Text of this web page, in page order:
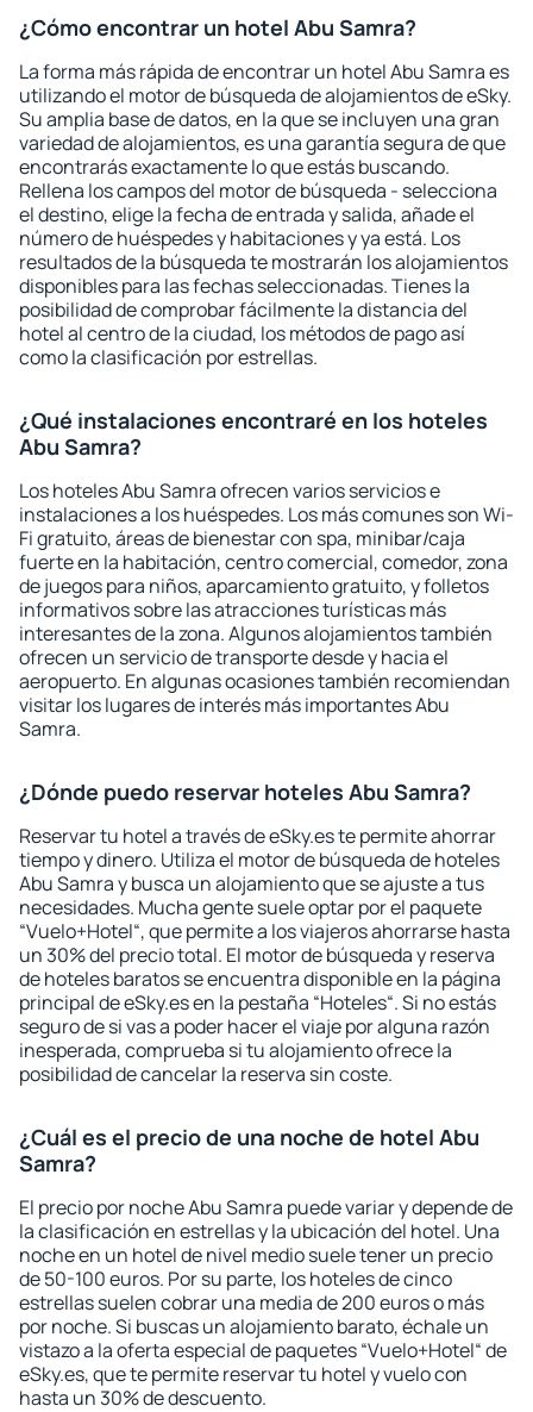
¿Cómo encontrar un hotel Abu Samra?
La forma más rápida de encontrar un hotel Abu Samra es
utilizando el motor de búsqueda de alojamientos de eSky.
Su amplia base de datos, en la que se incluyen una gran
variedad de alojamientos, es una garantía segura de que
encontrarás exactamente lo que estás buscando.
Rellena los campos del motor de búsqueda - selecciona
el destino, elige la fecha de entrada y salida, añade el
número de huéspedes y habitaciones y ya está. Los
resultados de la búsqueda te mostrarán los alojamientos
disponibles para las fechas seleccionadas. Tienes la
posibilidad de comprobar fácilmente la distancia del
hotel al centro de la ciudad, los métodos de pago así
como la clasificación por estrellas.
¿Qué instalaciones encontraré en los hoteles
Abu Samra?
Los hoteles Abu Samra ofrecen varios servicios e
instalaciones a los huéspedes. Los más comunes son Wi-
Fi gratuito, áreas de bienestar con spa, minibar/caja
fuerte en la habitación, centro comercial, comedor, zona
de juegos para niños, aparcamiento gratuito, y folletos
informativos sobre las atracciones turísticas más
interesantes de la zona. Algunos alojamientos también
ofrecen un servicio de transporte desde y hacia el
aeropuerto. En algunas ocasiones también recomiendan
visitar los lugares de interés más importantes Abu
Samra.
¿Dónde puedo reservar hoteles Abu Samra?
Reservar tu hotel a través de eSky.es te permite ahorrar
tiempo y dinero. Utiliza el motor de búsqueda de hoteles
Abu Samra y busca un alojamiento que se ajuste a tus
necesidades. Mucha gente suele optar por el paquete
“Vuelo+Hotel“, que permite a los viajeros ahorrarse hasta
un 30% del precio total. El motor de búsqueda y reserva
de hoteles baratos se encuentra disponible en la página
principal de eSky.es en la pestaña “Hoteles“. Si no estás
seguro de si vas a poder hacer el viaje por alguna razón
inesperada, comprueba si tu alojamiento ofrece la
posibilidad de cancelar la reserva sin coste.
¿Cuál es el precio de una noche de hotel Abu
Samra?
El precio por noche Abu Samra puede variar y depende de
la clasificación en estrellas y la ubicación del hotel. Una
noche en un hotel de nivel medio suele tener un precio
de 50-100 euros. Por su parte, los hoteles de cinco
estrellas suelen cobrar una media de 200 euros o más
por noche. Si buscas un alojamiento barato, échale un
vistazo a la oferta especial de paquetes “Vuelo+Hotel“ de
eSky.es, que te permite reservar tu hotel y vuelo con
hasta un 30% de descuento.